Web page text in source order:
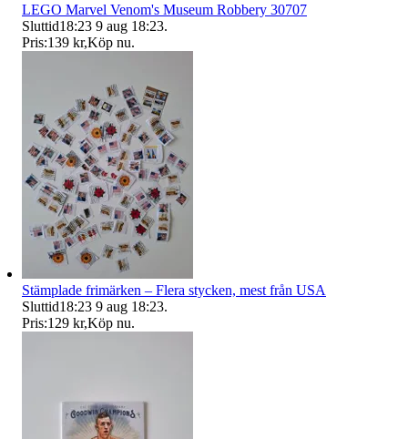
LEGO Marvel Venom's Museum Robbery 30707
Sluttid18:23 9 aug 18:23.
Pris:139 kr,Köp nu.
Stämplade frimärken – Flera stycken, mest från USA
Sluttid18:23 9 aug 18:23.
Pris:129 kr,Köp nu.